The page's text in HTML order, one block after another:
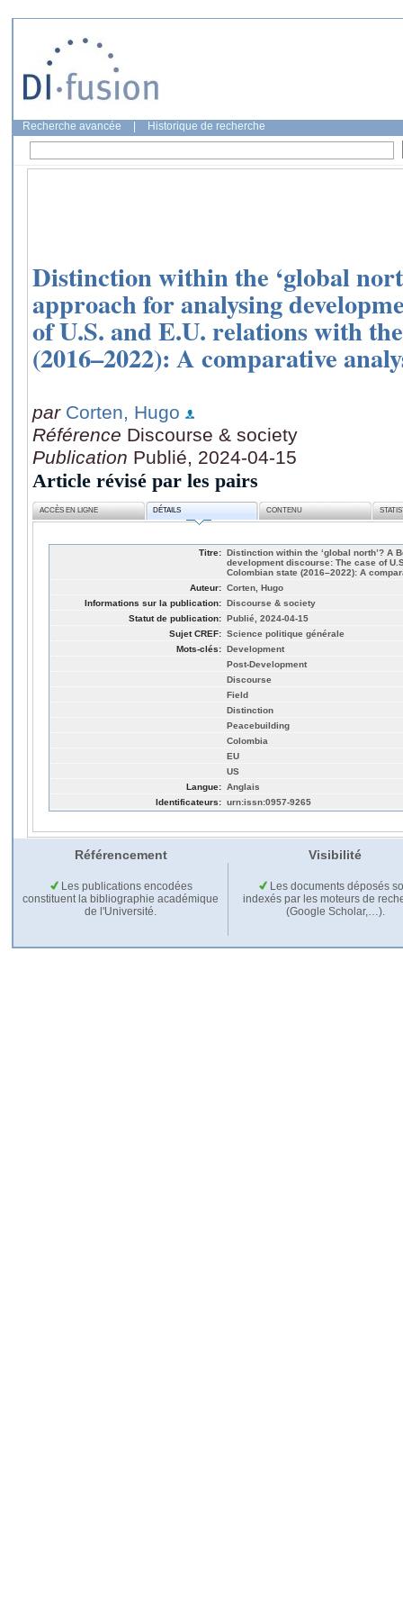
Recherche avancée Historique de recherche
Distinction within the ‘global
approach for analysing
of U.S. and E.U. relations with
(2016–2022): A comparative
par Corten, Hugo
Référence Discourse & society
Publication Publié, 2024-04-15
Article révisé par les pairs
ACCÈS EN LIGNE DÉTAILS CONTENU
Titre: Distinction within the ‘global north’? A
development discourse: The case of
Colombian state (2016–2022): A
Auteur: Corten, Hugo
Informations sur la publication: Discourse & society
Statut de publication: Publié, 2024-04-15
Sujet CREF: Science politique générale
Mots-clés: Development
Post-Development
Discourse
Field
Distinction
Peacebuilding
Colombia
EU
US
Langue: Anglais
Identificateurs: urn:issn:0957-9265
Référencement Visibilité
Les publications encodées
constituent la bibliographie académique
de l'Université.
Les documents déposés
indexés par les moteurs de
(Google Scholar,…).